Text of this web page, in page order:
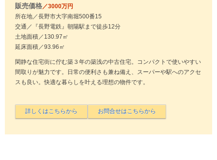
販売価格 ／3000万円
所在地／長野市大字南堀500番15
交通／『長野電鉄』朝陽駅まで徒歩12分
土地面積／130.97㎡
延床面積／93.96㎡
閑静な住宅街に佇む築３年の築浅の中古住宅。コンパクトで使いやすい
間取りが魅力です。日常の便利さも兼ね備え、スーパーや駅へのアクセ
スも良い。快適な暮らしを叶える理想の物件です。